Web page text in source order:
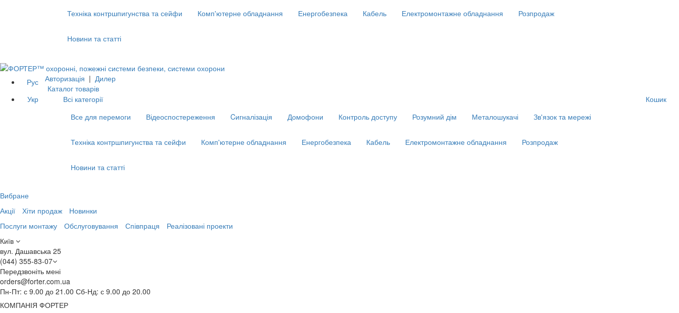
Техніка контршпигунства та сейфи Комп'ютерне обладнання Енергобезпека Кабель Електромонтажне обладнання Розпродаж
Новини та статті
Рус
Укр
Авторизація | Дилер
Каталог товарів
Всі категорії
Все для перемоги
Відеоспостереження Cигналізація Домофони Контроль доступу Розумний дім Металошукачі Зв'язок та мережі
Техніка контршпигунства та сейфи Комп'ютерне обладнання Енергобезпека Кабель Електромонтажне обладнання Розпродаж
Новини та статті
Кошик
Вибране
Акції
Хіти продаж
Новинки
Послуги монтажу
Обслуговування Співпраця
Реалізовані проекти
Київ
вул. Дашавська 25
(044) 355-83-07
Передзвоніть мені
orders@forter.com.ua
Пн-Пт: с 9.00 до 21.00 Сб-Нд: с 9.00 до 20.00
КОМПАНІЯ ФОРТЕР